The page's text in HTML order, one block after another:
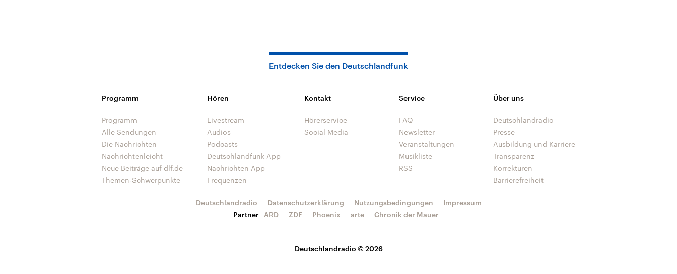
Entdecken Sie den Deutschlandfunk
Programm
Programm
Alle Sendungen
Die Nachrichten
Nachrichtenleicht
Neue Beiträge auf dlf.de
Themen-Schwerpunkte
Hören
Livestream
Audios
Podcasts
Deutschlandfunk App
Nachrichten App
Frequenzen
Kontakt
Hörerservice
Social Media
Service
FAQ
Newsletter
Veranstaltungen
Musikliste
RSS
Über uns
Deutschlandradio
Presse
Ausbildung und Karriere
Transparenz
Korrekturen
Barrierefreiheit
Deutschlandradio © 2026
Deutschlandradio Datenschutzerklärung Nutzungsbedingungen
Impressum
Partner
ARD ZDF Phoenix arte Chronik der Mauer